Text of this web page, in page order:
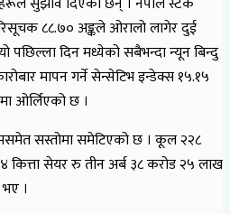
८८.७० अङ्कले ओरालो लागेर दुई
पछिल्ला दिन मध्येको सबैभन्दा न्यून बिन्दु
मापन गर्ने सेन्सेटिभ इन्डेक्स १५.१५
ओर्लिएको छ ।
सस्तोमा समेटिएको छ । कूल २२८
सेयर रु तीन अर्ब ३८ करोड २५ लाख
।